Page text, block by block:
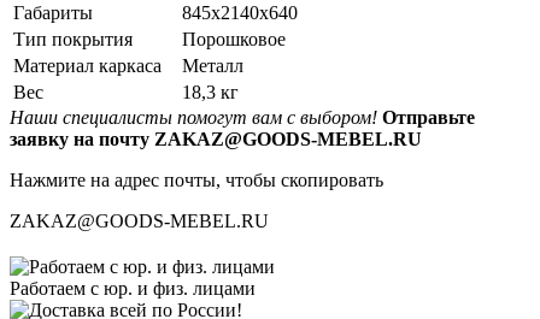
Габариты
845x2140x640
Тип покрытия
Порошковое
Материал каркаса
Металл
Вес
18,3 кг
Наши специалисты помогут вам с выбором! Отправьте
заявку на почту ZAKAZ@GOODS-MEBEL.RU
Нажмите на адрес почты, чтобы скопировать
ZAKAZ@GOODS-MEBEL.RU
Работаем с юр. и физ. лицами